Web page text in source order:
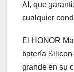
AI, que
cualquier
El HONOR
batería
grande en su